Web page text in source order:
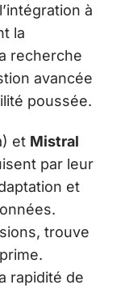
à
la
recherche
avancée
poussée.
et Mistral
par leur
et
trouve
rapidité de